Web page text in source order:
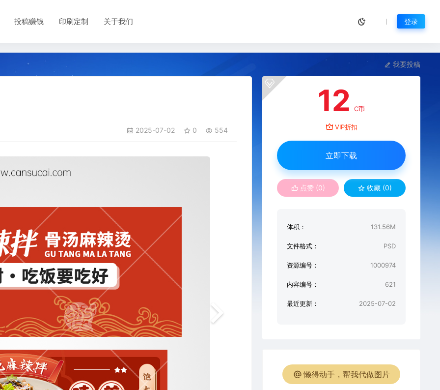
投稿赚钱 印刷定制 关于我们 登录
我要投稿
2025-07-02 0 554
12 C币
VIP折扣
立即下载
点赞 (0) 收藏 (0)
体积： 131.56M
文件格式： PSD
资源编号： 1000974
内容编号： 621
最近更新： 2025-07-02
懒得动手，帮我代做图片